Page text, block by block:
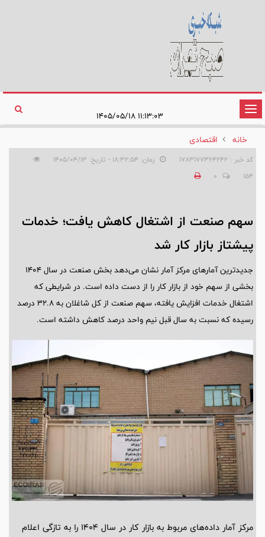
تغییر
وضعیت
ناوبری
خانه
اقتصادی
کد خبر : 1783177364242
زمان: ۱۸:۳۲:۵۴ - تاریخ: ۱۴۰۵/۰۴/۱۳
154
0
سهم صنعت از اشتغال کاهش یافت؛ خدمات
پیشتاز بازار کار شد
جدیدترین آمارهای مرکز آمار نشان می‌دهد بخش صنعت در سال ۱۴۰۴
بخشی از سهم خود از بازار کار را از دست داده است. در شرایطی که
اشتغال خدمات افزایش یافته، سهم صنعت از کل شاغلان به ۳۲.۸ درصد
رسیده که نسبت به سال قبل نیم واحد درصد کاهش داشته است.
مرکز آمار داده‌های مربوط به بازار کار در سال 1404 را به تازگی اعلام